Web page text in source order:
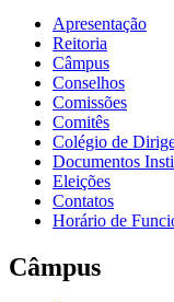
Apresentação
Reitoria
Câmpus
Conselhos
Comissões
Comitês
Colégio de
Documentos
Eleições
Contatos
Horário de
Câmpus